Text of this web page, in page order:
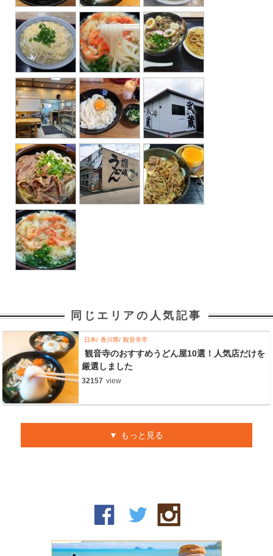
同じエリアの人気記事
日本 香川県 観音寺市
観音寺のおすすめうどん屋10選！人気店だけを
厳選しました
32157 view
もっと見る